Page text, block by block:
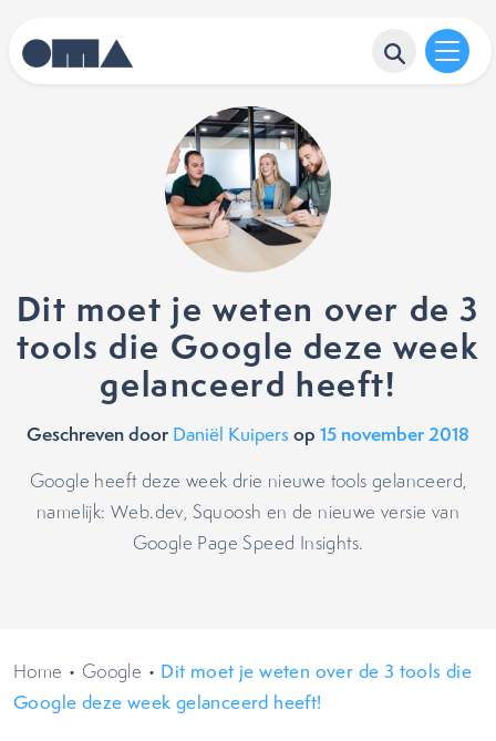
Dit moet je weten over de 3
tools die Google deze week
gelanceerd heeft!
Geschreven door Daniël Kuipers op 15 november 2018
Google heeft deze week drie nieuwe tools gelanceerd,
namelijk: Web.dev, Squoosh en de nieuwe versie van
Google Page Speed Insights.
Home • Google • Dit moet je weten over de 3 tools die
Google deze week gelanceerd heeft!